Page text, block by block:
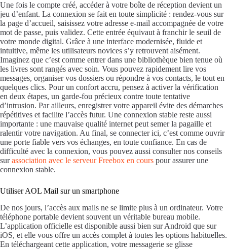
Une fois le compte créé, accéder à votre boîte de réception devient un
jeu d’enfant. La connexion se fait en toute simplicité : rendez-vous sur
la page d’accueil, saisissez votre adresse e-mail accompagnée de votre
mot de passe, puis validez. Cette entrée équivaut à franchir le seuil de
votre monde digital. Grâce à une interface modernisée, fluide et
intuitive, même les utilisateurs novices s’y retrouvent aisément.
Imaginez que c’est comme entrer dans une bibliothèque bien tenue où
les livres sont rangés avec soin. Vous pouvez rapidement lire vos
messages, organiser vos dossiers ou répondre à vos contacts, le tout en
quelques clics. Pour un confort accru, pensez à activer la vérification
en deux étapes, un garde-fou précieux contre toute tentative
d’intrusion. Par ailleurs, enregistrer votre appareil évite des démarches
répétitives et facilite l’accès futur. Une connexion stable reste aussi
importante : une mauvaise qualité internet peut semer la pagaille et
ralentir votre navigation. Au final, se connecter ici, c’est comme ouvrir
une porte fiable vers vos échanges, en toute confiance. En cas de
difficulté avec la connexion, vous pouvez aussi consulter nos conseils
surassociation avec le serveur Freebox en cours pour assurer une
connexion stable.
Utiliser AOL Mail sur un smartphone
De nos jours, l’accès aux mails ne se limite plus à un ordinateur. Votre
téléphone portable devient souvent un véritable bureau mobile.
L’application officielle est disponible aussi bien sur Android que sur
iOS, et elle vous offre un accès complet à toutes les options habituelles.
En téléchargeant cette application, votre messagerie se glisse